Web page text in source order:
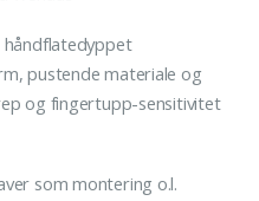
håndflatedyppet
pustende materiale og
og fingertupp-sensitivitet
som montering o.l.